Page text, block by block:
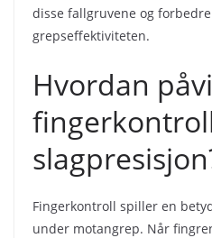
disse fallgruvene og
grepseffektiviteten.
Hvordan
Fingerkontroll spiller en
under motangrep. Når